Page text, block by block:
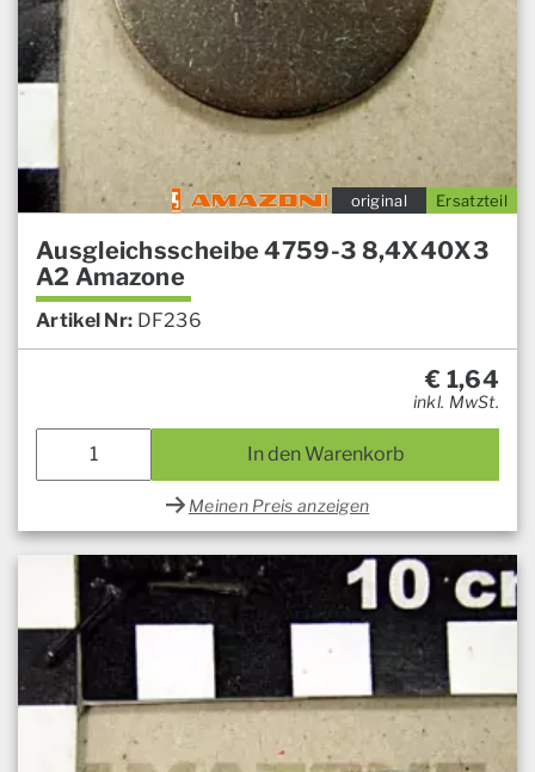
Ersatzteil
original
Ausgleichsscheibe 4759-3 8,4X40X3
A2 Amazone
Artikel Nr: DF236
€ 1,64
inkl. MwSt.
In den Warenkorb
Meinen Preis anzeigen